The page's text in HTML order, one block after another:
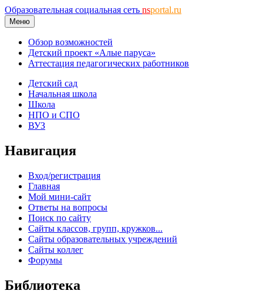
Образовательная социальная сеть nsportal.ru
Меню
Обзор возможностей
Детский проект «Алые паруса»
Аттестация педагогических работников
Детский сад
Начальная школа
Школа
НПО и СПО
ВУЗ
Навигация
Вход/регистрация
Главная
Мой мини-сайт
Ответы на вопросы
Поиск по сайту
Сайты классов, групп, кружков...
Сайты образовательных учреждений
Сайты коллег
Форумы
Библиотека